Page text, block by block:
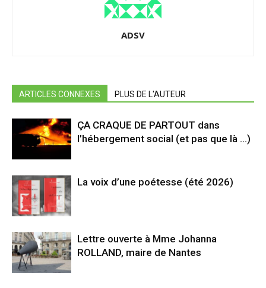
ADSV
ARTICLES CONNEXES PLUS DE L'AUTEUR
ÇA CRAQUE DE PARTOUT dans
l’hébergement social (et pas que là …)
La voix d’une poétesse (été 2026)
Lettre ouverte à Mme Johanna
ROLLAND, maire de Nantes